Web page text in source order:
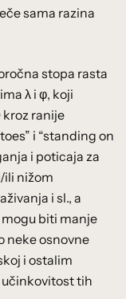
sama razina
stopa rasta
λ i φ, koji
ranije
i “standing on
i poticaja za
ili nižom
i sl., a
biti manje
neke osnovne
i ostalim
učinkovitost tih